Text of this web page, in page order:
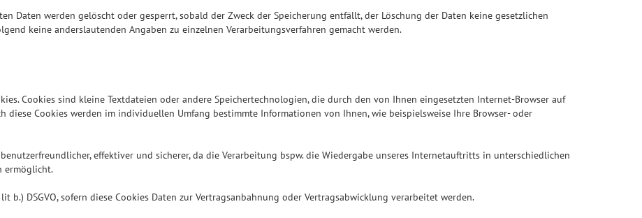
Daten werden gelöscht oder gesperrt, sobald der Zweck der Speicherung entfällt, der Löschung der Daten keine gesetzlichen
keine anderslautenden Angaben zu einzelnen Verarbeitungsverfahren gemacht werden.
Cookies sind kleine Textdateien oder andere Speichertechnologien, die durch den von Ihnen eingesetzten Internet-Browser auf
diese Cookies werden im individuellen Umfang bestimmte Informationen von Ihnen, wie beispielsweise Ihre Browser- oder
effektiver und sicherer, da die Verarbeitung bspw. die Wiedergabe unseres Internetauftritts in unterschiedlichen
ermöglicht.
b.) DSGVO, sofern diese Cookies Daten zur Vertragsanbahnung oder Vertragsabwicklung verarbeitet werden.